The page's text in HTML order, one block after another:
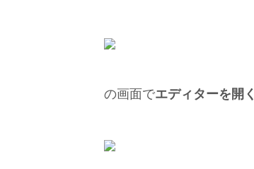
の画面でエディターを開く